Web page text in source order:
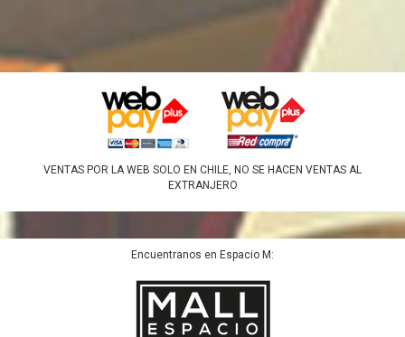
VENTAS POR LA WEB SOLO EN CHILE, NO SE HACEN VENTAS AL
EXTRANJERO
Encuentranos en Espacio M: